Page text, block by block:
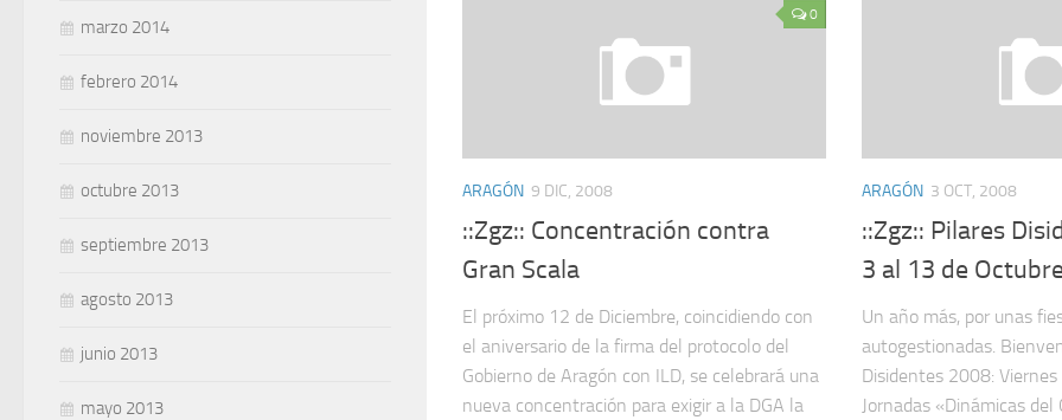
0
ARAGÓN 9 DIC, 2008
::Zgz:: Concentración contra
Gran Scala
El próximo 12 de Diciembre, coincidiendo con
el aniversario de la firma del protocolo del
Gobierno de Aragón con ILD, se celebrará una
nueva concentración para exigir a la DGA la
ARAGÓN 3 OCT, 2008
::Zgz:: Pilares
3 al 13 de
Un año más, por unas
autogestionadas.
Disidentes 2008:
Jornadas «Dinámicas del
marzo 2014
febrero 2014
noviembre 2013
octubre 2013
septiembre 2013
agosto 2013
junio 2013
mayo 2013